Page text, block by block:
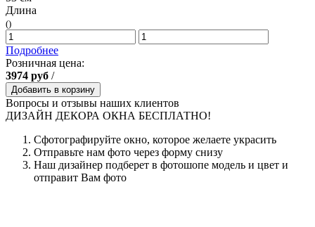
Длина
()
Подробнее
Розничная цена:
3974 руб /
Добавить в корзину
Вопросы и отзывы наших клиентов
ДИЗАЙН ДЕКОРА ОКНА БЕСПЛАТНО!
Сфотографируйте окно, которое желаете украсить
Отправьте нам фото через форму снизу
Наш дизайнер подберет в фотошопе модель и цвет и
отправит Вам фото